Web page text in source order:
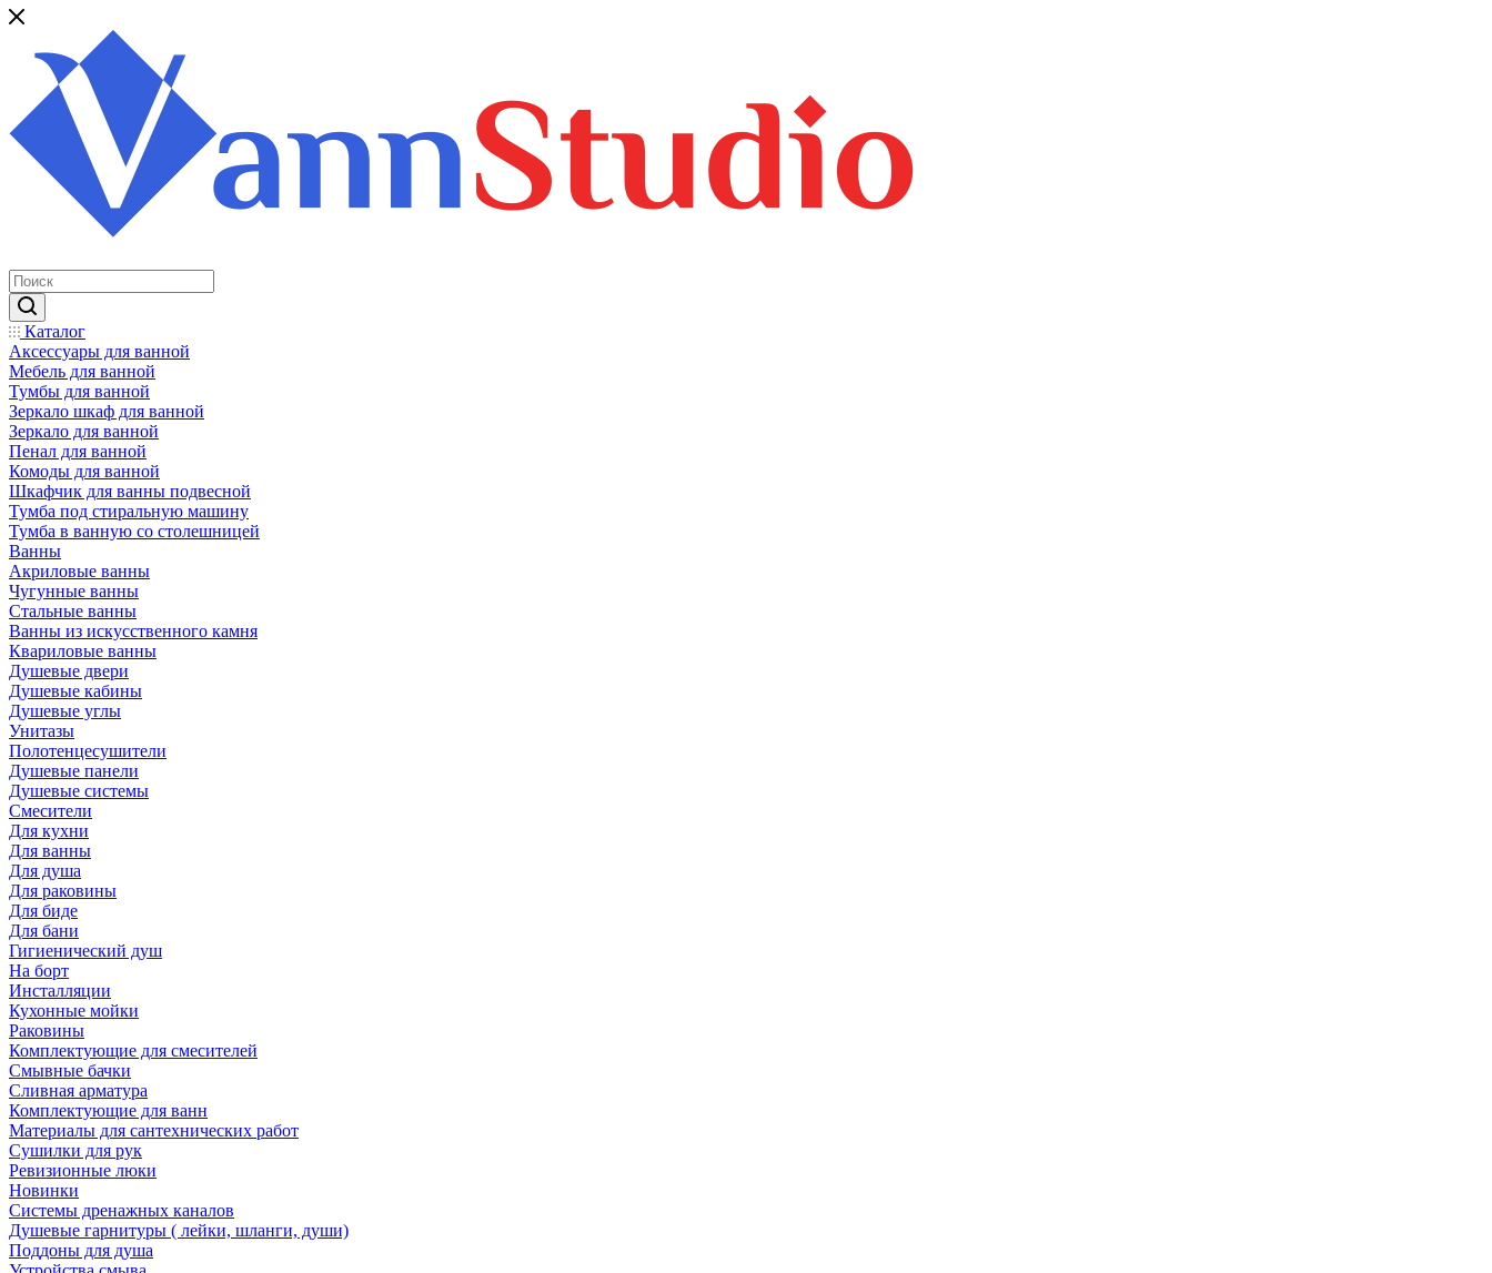
Каталог
Аксессуары для ванной
Мебель для ванной
Тумбы для ванной
Зеркало шкаф для ванной
Зеркало для ванной
Пенал для ванной
Комоды для ванной
Шкафчик для ванны подвесной
Тумба под стиральную машину
Тумба в ванную со столешницей
Ванны
Акриловые ванны
Чугунные ванны
Стальные ванны
Ванны из искусственного камня
Квариловые ванны
Душевые двери
Душевые кабины
Душевые углы
Унитазы
Полотенцесушители
Душевые панели
Душевые системы
Смесители
Для кухни
Для ванны
Для душа
Для раковины
Для биде
Для бани
Гигиенический душ
На борт
Инсталляции
Кухонные мойки
Раковины
Комплектующие для смесителей
Смывные бачки
Сливная арматура
Комплектующие для ванн
Материалы для сантехнических работ
Сушилки для рук
Ревизионные люки
Новинки
Системы дренажных каналов
Душевые гарнитуры ( лейки, шланги, души)
Поддоны для душа